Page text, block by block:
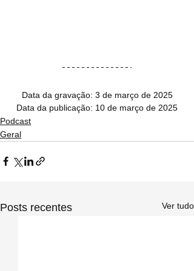
Data da gravação: 3 de março de 2025
Data da publicação: 10 de março de 2025
Podcast
Geral
Posts recentes Ver tudo